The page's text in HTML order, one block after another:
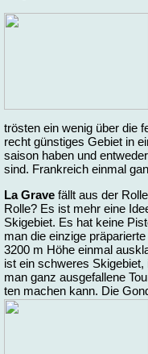
trös­ten ein we­nig über die
recht güns­ti­ges Ge­biet in
sai­son ha­ben und
sind. Frank­reich ein­mal
La Gra­ve fällt aus der
Rol­le? Es ist mehr ei­ne
Ski­ge­biet. Es hat kei­ne
man die ein­zi­ge
3200 m Hö­he ein­mal
ist ein schwe­res Ski­ge­biet,
man ganz aus­ge­fal­le­ne
ten ma­chen kann. Die